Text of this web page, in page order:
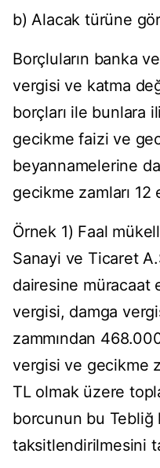
b) Alacak türüne
Borçluların banka
vergisi ve katma
borçları ile bunlara
gecikme faizi ve
beyannamelerine
gecikme zamları
Örnek 1) Faal
Sanayi ve Ticaret
dairesine müracaat
vergisi, damga
zammından
vergisi ve gecikme
TL olmak üzere
borcunun bu Tebliğ
taksitlendirilmesini